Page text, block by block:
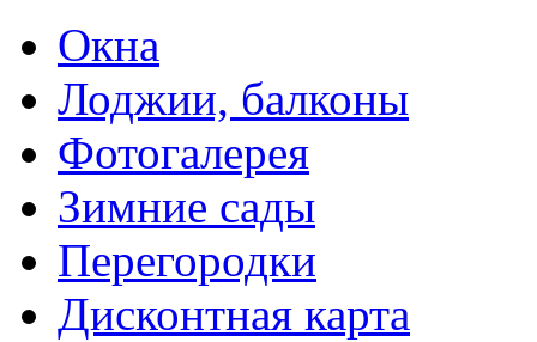
Окна
Лоджии, балконы
Фотогалерея
Зимние сады
Перегородки
Дисконтная карта